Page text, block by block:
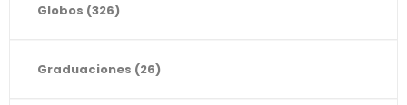
Globos (326)
Graduaciones (26)